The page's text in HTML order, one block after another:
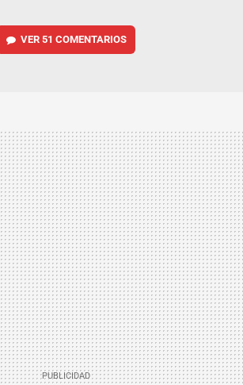
VER 51 COMENTARIOS